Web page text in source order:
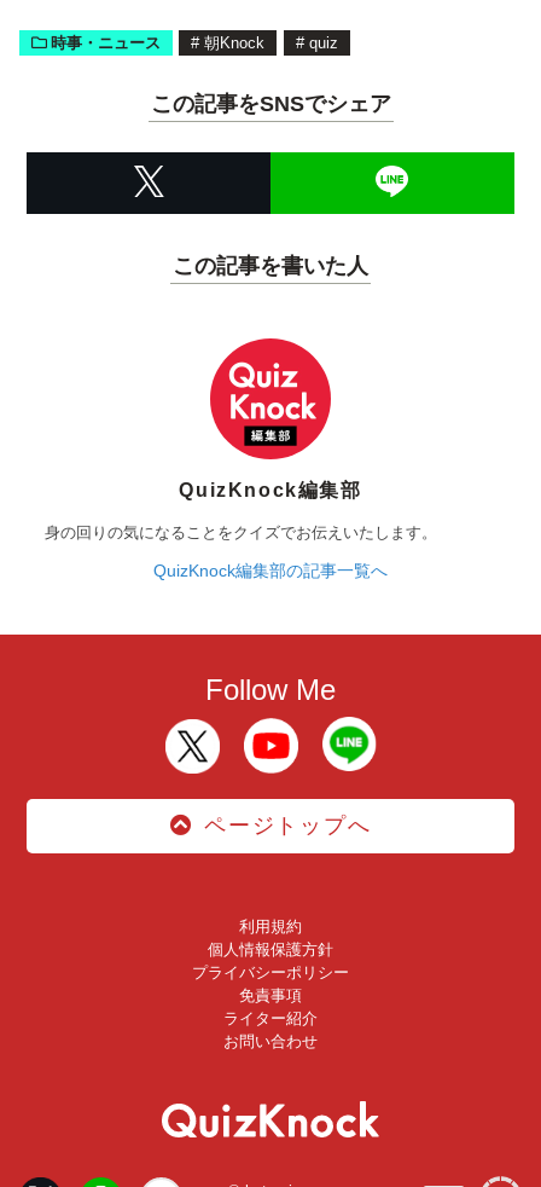
時事・ニュース # 朝Knock # quiz
この記事をSNSでシェア
この記事を書いた人
QuizKnock編集部
身の回りの気になることをクイズでお伝えいたします。
QuizKnock編集部の記事一覧へ
Follow Me
ページトップへ
利用規約
個人情報保護方針
プライバシーポリシー
免責事項
ライター紹介
お問い合わせ